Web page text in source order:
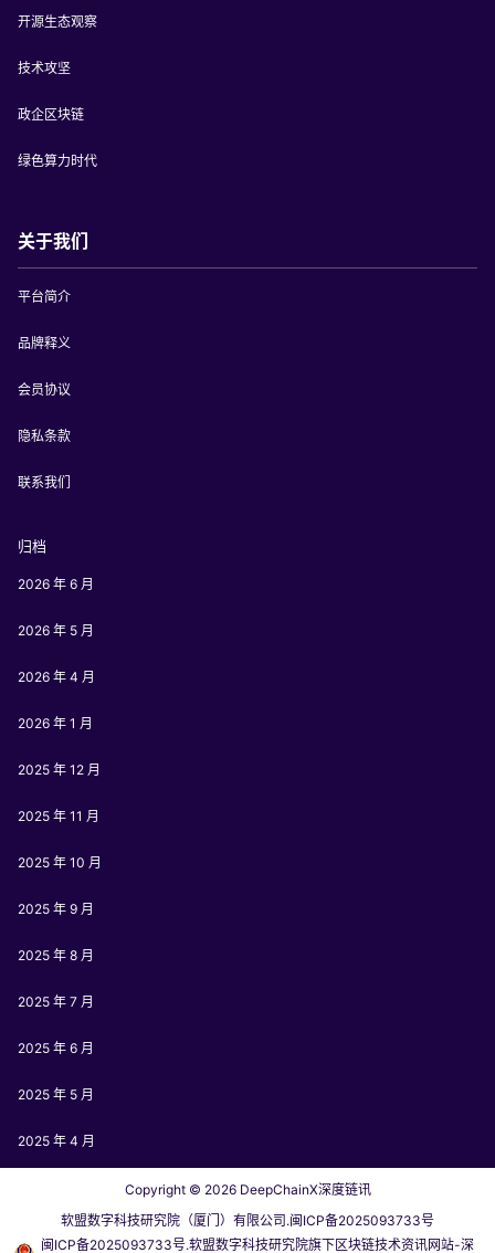
开源生态观察
技术攻坚
政企区块链
绿色算力时代
关于我们
平台简介
品牌释义
会员协议
隐私条款
联系我们
归档
2026 年 6 月
2026 年 5 月
2026 年 4 月
2026 年 1 月
2025 年 12 月
2025 年 11 月
2025 年 10 月
2025 年 9 月
2025 年 8 月
2025 年 7 月
2025 年 6 月
2025 年 5 月
2025 年 4 月
Copyright © 2026DeepChainX深度链讯
软盟数字科技研究院（厦门）有限公司.闽ICP备2025093733号
闽ICP备2025093733号.软盟数字科技研究院旗下区块链技术资讯网站-深